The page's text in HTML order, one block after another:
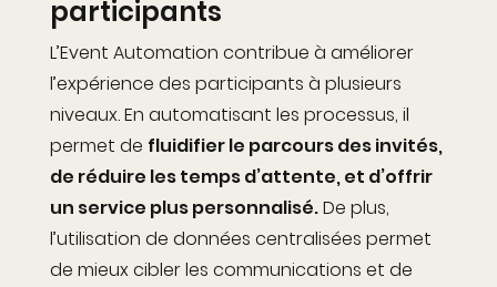
participants
L’Event Automation contribue à améliorer
l’expérience des participants à plusieurs
niveaux. En automatisant les processus, il
permet de fluidifier le parcours des invités,
de réduire les temps d’attente, et d’offrir
un service plus personnalisé.De plus,
l’utilisation de données centralisées permet
de mieux cibler les communications et de